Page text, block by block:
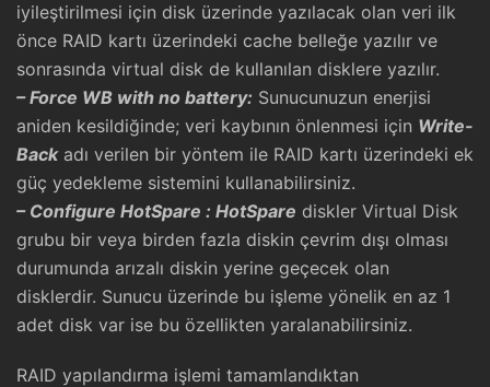
iyileştirilmesi için disk üzerinde yazılacak olan veri ilk
önce RAID kartı üzerindeki cache belleğe yazılır ve
sonrasında virtual disk de kullanılan disklere yazılır.
– Force WB with no battery: Sunucunuzun enerjisi
aniden kesildiğinde; veri kaybının önlenmesi için Write-
Backadı verilen bir yöntem ile RAID kartı üzerindeki ek
güç yedekleme sistemini kullanabilirsiniz.
– Configure HotSpare : HotSpare diskler Virtual Disk
grubu bir veya birden fazla diskin çevrim dışı olması
durumunda arızalı diskin yerine geçecek olan
disklerdir. Sunucu üzerinde bu işleme yönelik en az 1
adet disk var ise bu özellikten yaralanabilirsiniz.
RAID yapılandırma işlemi tamamlandıktan